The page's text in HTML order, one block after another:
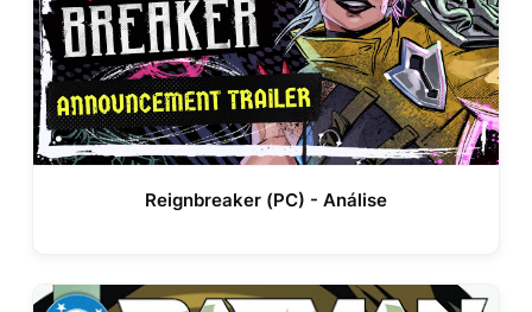
Reignbreaker (PC) - Análise